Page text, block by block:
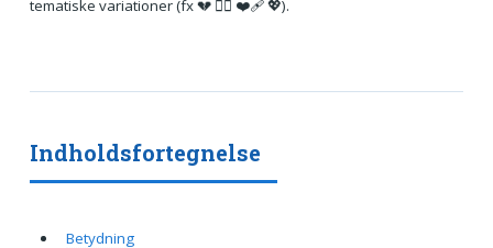
tematiske variationer (fx 💔 ❤️‍🔥 ❤️‍🩹 💖).
Indholdsfortegnelse
Betydning